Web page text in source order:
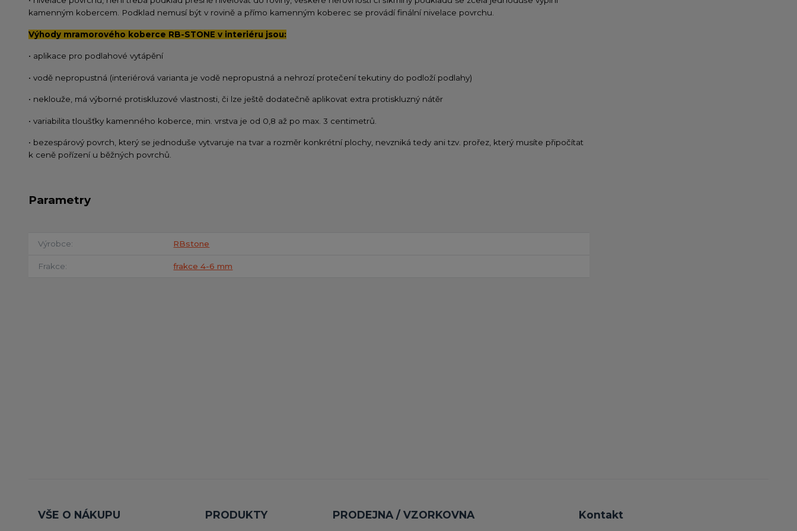
kamenným kobercem. Podklad nemusí být v rovině a přímo kamenným koberec se provádí finální nivelace povrchu.
Výhody mramorového koberce RB-STONE v interiéru jsou:
• aplikace pro podlahové vytápění
• vodě nepropustná (interiérová varianta je vodě nepropustná a nehrozí protečení tekutiny do podloží podlahy)
• neklouže, má výborné protiskluzové vlastnosti, či lze ještě dodatečně aplikovat extra protiskluzný nátěr
• variabilita tloušťky kamenného koberce, min. vrstva je od 0,8 až po max. 3 centimetrů.
• bezespárový povrch, který se jednoduše vytvaruje na tvar a rozměr konkrétní plochy, nevzniká tedy ani tzv. prořez, který musíte připočítat
k ceně pořízení u běžných povrchů.
Parametry
Výrobce RBstone
Frakce frakce 4-6 mm
VŠE O NÁKUPU PRODUKTY PRODEJNA / VZORKOVNA Kontakt